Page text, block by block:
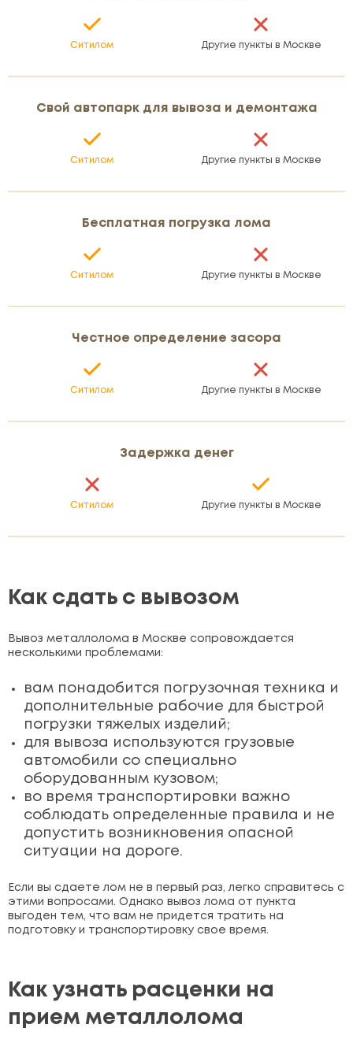
Ситилом Другие пункты в Москве
Свой автопарк для вывоза и демонтажа
Ситилом Другие пункты в Москве
Бесплатная погрузка лома
Ситилом Другие пункты в Москве
Честное определение засора
Ситилом Другие пункты в Москве
Задержка денег
Ситилом Другие пункты в Москве
Как сдать с вывозом
Вывоз металлолома в Москве сопровождается
несколькими проблемами:
вам понадобится погрузочная техника и
дополнительные рабочие для быстрой
погрузки тяжелых изделий;
для вывоза используются грузовые
автомобили со специально
оборудованным кузовом;
во время транспортировки важно
соблюдать определенные правила и не
допустить возникновения опасной
ситуации на дороге.
Если вы сдаете лом не в первый раз, легко справитесь с
этими вопросами. Однако вывоз лома от пункта
выгоден тем, что вам не придется тратить на
подготовку и транспортировку свое время.
Как узнать расценки на
прием металлолома